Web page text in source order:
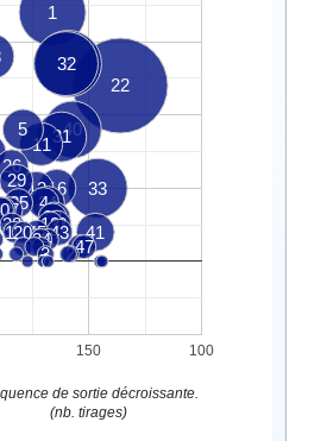
22
1
9
32
33
40
31
11
5
16
41
12
24
26
29
4
39
25
28
48
13
17
43
8
38 45
47
6
1014
2034
2
3
7
150 100
de sortie décroissante.
(nb. tirages)